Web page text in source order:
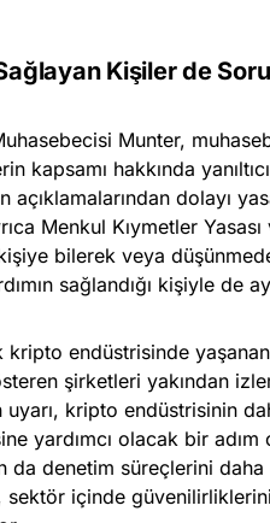
Kişiler de
Munter,
kapsamı hakkında
açıklamalarından dolayı
Menkul Kıymetler
bilerek veya
sağlandığı kişiyle de
kripto endüstrisinde yaşanan
şirketleri yakından
uyarı, kripto endüstrisinin
yardımcı olacak bir
da denetim süreçlerini
sektör içinde